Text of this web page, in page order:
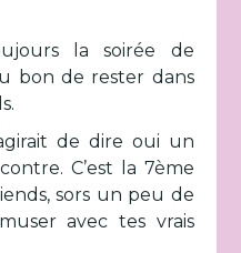
la soirée de
bon de rester dans
de dire oui un
C’est la 7ème
sors un peu de
avec tes vrais